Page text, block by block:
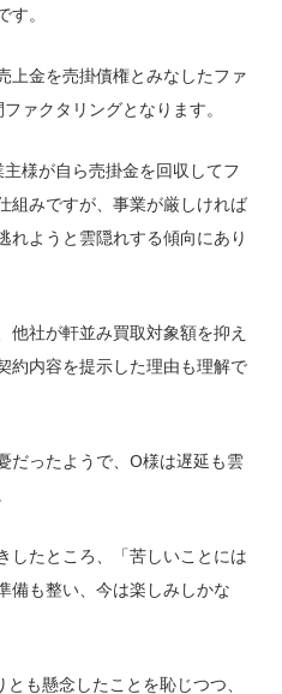
す。
上金を売掛債権とみなしたファ
ァクタリングとなります。
様が自ら売掛金を回収してフ
組みですが、事業が厳しければ
れようと雲隠れする傾向にあり
他社が軒並み買取対象額を抑え
約内容を提示した理由も理解で
だったようで、O様は遅延も雲
したところ、「苦しいことには
備も整い、今は楽しみしかな
も懸念したことを恥じつつ、